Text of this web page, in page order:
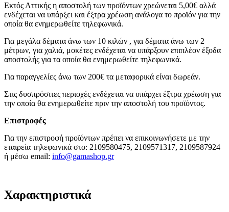
Εκτός Αττικής η αποστολή των προϊόντων χρεώνεται 5,00€ αλλά
ενδέχεται να υπάρξει και έξτρα χρέωση ανάλογα το προϊόν για την
οποία θα ενημερωθείτε τηλεφωνικά.
Για μεγάλα δέματα άνω των 10 κιλών , για δέματα άνω των 2
μέτρων, για χαλιά, μοκέτες ενδέχεται να υπάρξουν επιπλέον έξοδα
αποστολής για τα οποία θα ενημερωθείτε τηλεφωνικά.
Για παραγγελίες άνω των 200€ τα μεταφορικά είναι δωρεάν.
Στις δυσπρόσιτες περιοχές ενδέχεται να υπάρχει έξτρα χρέωση για
την οποία θα ενημερωθείτε πριν την αποστολή του προϊόντος.
Επιστροφές
Για την επιστροφή προϊόντων πρέπει να επικοινωνήσετε με την
εταιρεία τηλεφωνικά στο: 2109580475, 2109571317, 2109587924
ή μέσω email: info@gamashop.gr
Χαρακτηριστικά